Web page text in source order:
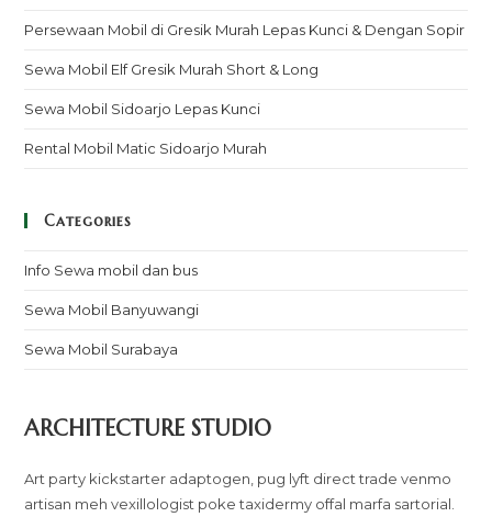
Persewaan Mobil di Gresik Murah Lepas Kunci & Dengan Sopir
Sewa Mobil Elf Gresik Murah Short & Long
Sewa Mobil Sidoarjo Lepas Kunci
Rental Mobil Matic Sidoarjo Murah
Categories
Info Sewa mobil dan bus
Sewa Mobil Banyuwangi
Sewa Mobil Surabaya
ARCHITECTURE STUDIO
Art party kickstarter adaptogen, pug lyft direct trade venmo
artisan meh vexillologist poke taxidermy offal marfa sartorial.